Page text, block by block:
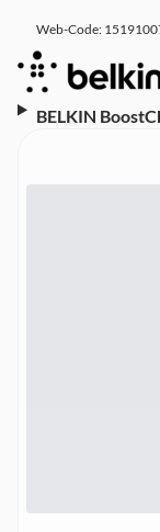
Web-Code:
BELKIN